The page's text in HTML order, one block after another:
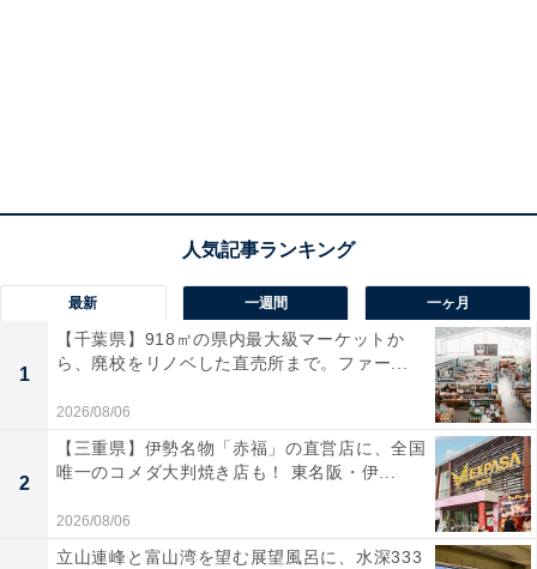
最新 一週間 一ヶ月
1
【千葉県】918㎡の県内最大級マーケットか
ら、廃校をリノベした直売所まで。ファー...
2026/08/06
2
【三重県】伊勢名物「赤福」の直営店に、全国
唯一のコメダ大判焼き店も！ 東名阪・伊...
2026/08/06
立山連峰と富山湾を望む展望風呂に、水深333